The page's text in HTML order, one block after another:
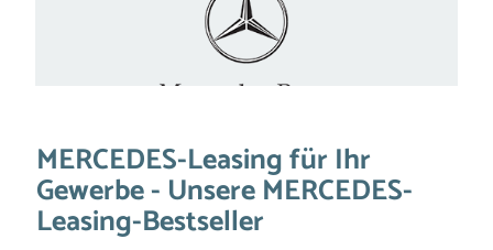
MERCEDES-Leasing für Ihr
Gewerbe - Unsere MERCEDES-
Leasing-Bestseller